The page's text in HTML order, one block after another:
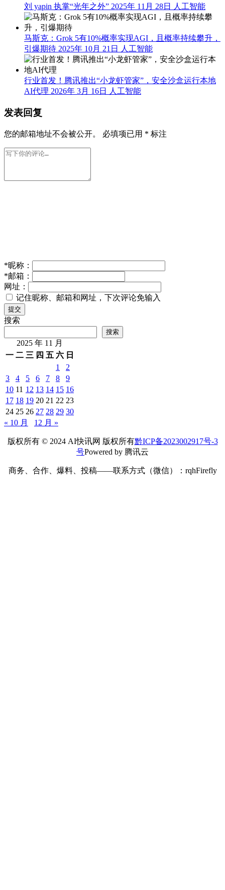
刘 yapin 执掌“光年之外” 2025年 11月 28日 人工智能
马斯克：Grok 5有10%概率实现AGI，且概率持续攀升，
引爆期待 2025年 10月 21日 人工智能
行业首发！腾讯推出“小龙虾管家”，安全沙盒运行本地
AI代理 2026年 3月 16日 人工智能
发表回复
您的邮箱地址不会被公开。 必填项已用 * 标注
*昵称：
*邮箱：
网址：
记住昵称、邮箱和网址，下次评论免输入
提交
搜索
搜索
2025 年 11 月
一 二 三 四 五 六 日
1
2
3
4 5 6 7 8
9
10 11 12 13 14 15 16
17 18 19 20 21 22 23
24 25 26 27 28 29 30
« 10 月
12 月 »
版权所有 © 2024 AI快讯网 版权所有黔ICP备2023002917号-3
号Powered by 腾讯云
商务、合作、爆料、投稿——联系方式（微信）：rqhFirefly